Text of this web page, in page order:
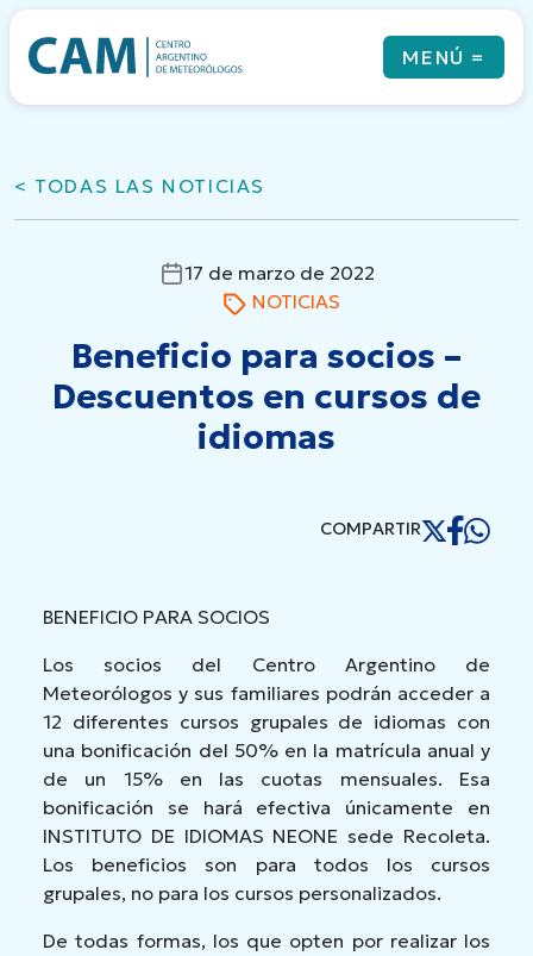
Skip
content
Qué es el CAM
Noticias
Eventos
Cursos & Coloquios
Links
Contacto
MENÚ =
< TODAS LAS NOTICIAS
17 de marzo de 2022
NOTICIAS
Beneficio para socios –
Descuentos en cursos de
idiomas
COMPARTIR
BENEFICIO PARA SOCIOS
Los socios del Centro Argentino de
Meteorólogos y sus familiares podrán acceder a
12 diferentes cursos grupales de idiomas con
una bonificación del 50% en la matrícula anual y
de un 15% en las cuotas mensuales. Esa
bonificación se hará efectiva únicamente en
INSTITUTO DE IDIOMAS NEONE sede Recoleta.
Los beneficios son para todos los cursos
grupales, no para los cursos personalizados.
De todas formas, los que opten por realizar los